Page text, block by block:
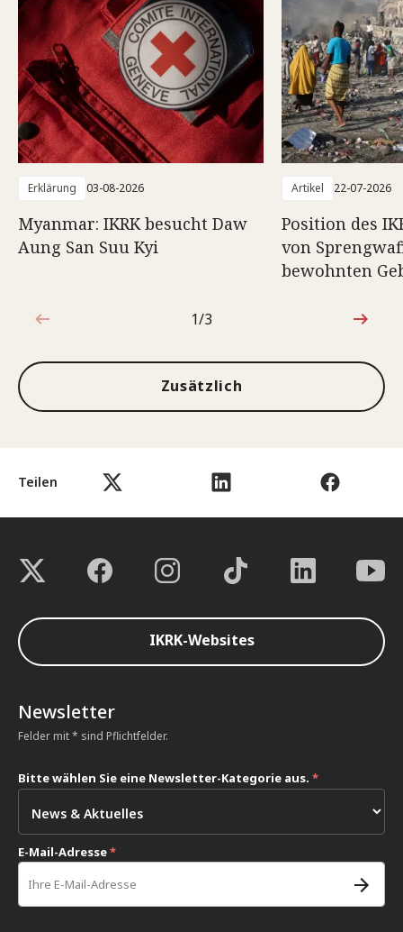
Teilen
Erklärung 03-08-2026
Myanmar: IKRK besucht Daw
Aung San Suu Kyi
Artikel 22-07-2026
Position des
von
bewohnten
1von3
1/3
Zusätzlich
IKRK-Websites
Newsletter
Felder mit * sind Pflichtfelder.
Bitte wählen Sie eine Newsletter-Kategorie aus. *
E-Mail-Adresse*